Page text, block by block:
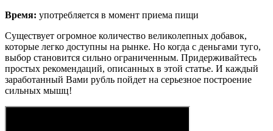
Время: употребляется в момент приема пищи
Существует огромное количество великолепных добавок,
которые легко доступны на рынке. Но когда с деньгами туго,
выбор становится сильно ограниченным. Придерживайтесь
простых рекомендаций, описанных в этой статье. И каждый
заработанный Вами рубль пойдет на серьезное построение
сильных мышц!